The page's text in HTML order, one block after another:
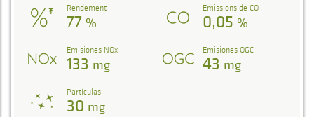
Rendement
77 %
Émissions de CO
0,05 %
Emisiones NOx
133 mg
Emisiones OGC
43 mg
Partículas
30 mg